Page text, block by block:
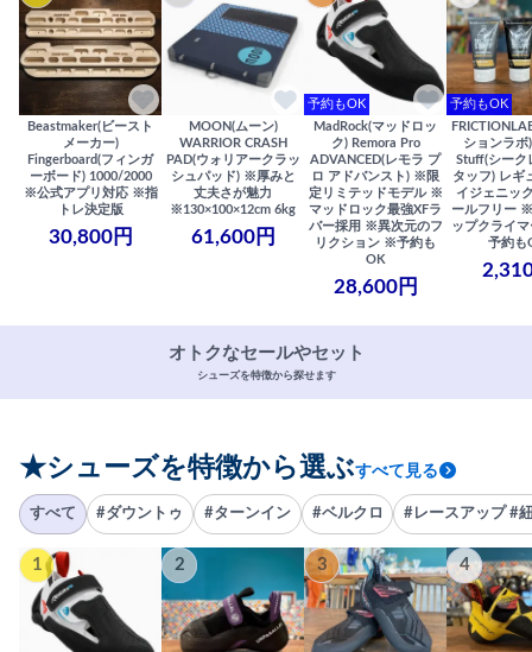
Beastmaker(ビースト
メーカー)
Fingerboard(フィンガ
ーボード) 1000/2000
※公式アプリ対応 ※指
トレ決定版
30,800円
MOON(ムーン)
WARRIOR CRASH
PAD(ウォリアークラッ
シュパッド) ※厚みと
丈夫さが魅力
※130×100×12cm 6kg
61,600円
予約もOK
MadRock(マッドロッ
ク) Remora Pro
ADVANCED(レモラ プ
ロ アドバンスト) ※限
定リミテッドモデル ※
マッドロック最強XFラ
バー採用 ※異次元のフ
リクション ※予約も
OK
28,600円
予約もOK
ションラボ
Stuff(シーク
タッフ) レギ
イジェニッ
ールフリー
ップクライ
予約も
オトクなセールやセット
シューズを特徴から探せます
★シューズを特徴から選ぶすべて見る
すべて #ダウントゥ #ターンイン #ベルクロ #レースアップ #
1 2 3 4